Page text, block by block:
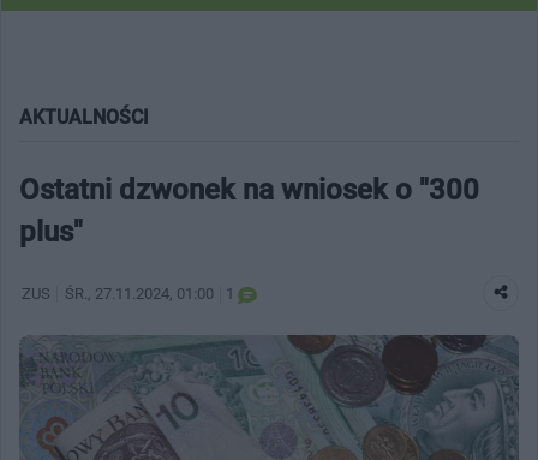
AKTUALNOŚCI
Ostatni dzwonek na wniosek o "300
plus"
ZUS ŚR. , 27.11.2024, 01:00 1